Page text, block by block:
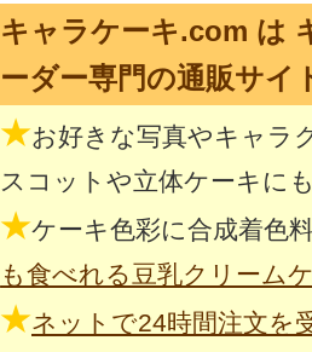
キャラケーキ.com は
ーダー専門の通販サイ
★お好きな写真やキャラ
スコットや立体ケーキに
★ケーキ色彩に合成着色
も食べれる豆乳クリーム
★ネットで24時間注文を